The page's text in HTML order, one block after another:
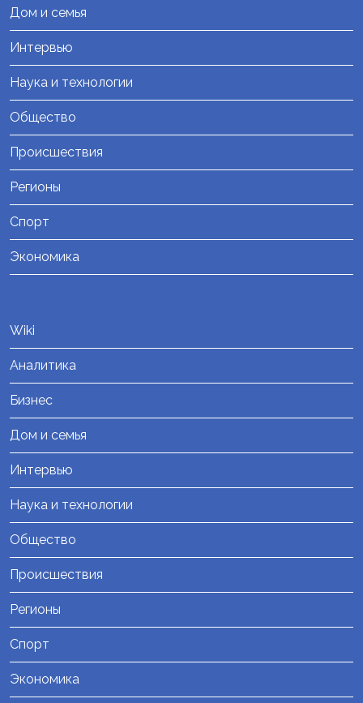
Дом и семья
Интервью
Наука и технологии
Общество
Происшествия
Регионы
Спорт
Экономика
Wiki
Аналитика
Бизнес
Дом и семья
Интервью
Наука и технологии
Общество
Происшествия
Регионы
Спорт
Экономика